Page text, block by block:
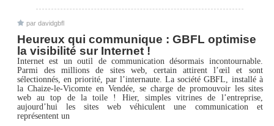
par davidgbfl
Heureux qui communique : GBFL optimise
la visibilité sur Internet !
Internet est un outil de communication désormais incontournable.
Parmi des millions de sites web, certain attirent l’œil et sont
sélectionnés, en priorité, par l’internaute. La société GBFL, installé à
la Chaize-le-Vicomte en Vendée, se charge de promouvoir les sites
web au top de la toile ! Hier, simples vitrines de l’entreprise,
aujourd’hui les sites web véhiculent une communication et
représentent un